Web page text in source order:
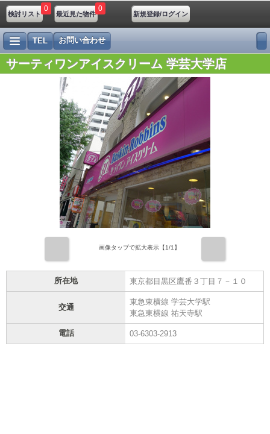
検討リスト
0
最近見た物件
0
新規登録/ログイン
TEL お問い合わせ
サーティワンアイスクリーム 学芸大学店
画像タップで拡大表示【1/1】
所在地 東京都目黒区鷹番３丁目７－１０
交通
東急東横線 学芸大学駅
東急東横線 祐天寺駅
電話 03-6303-2913